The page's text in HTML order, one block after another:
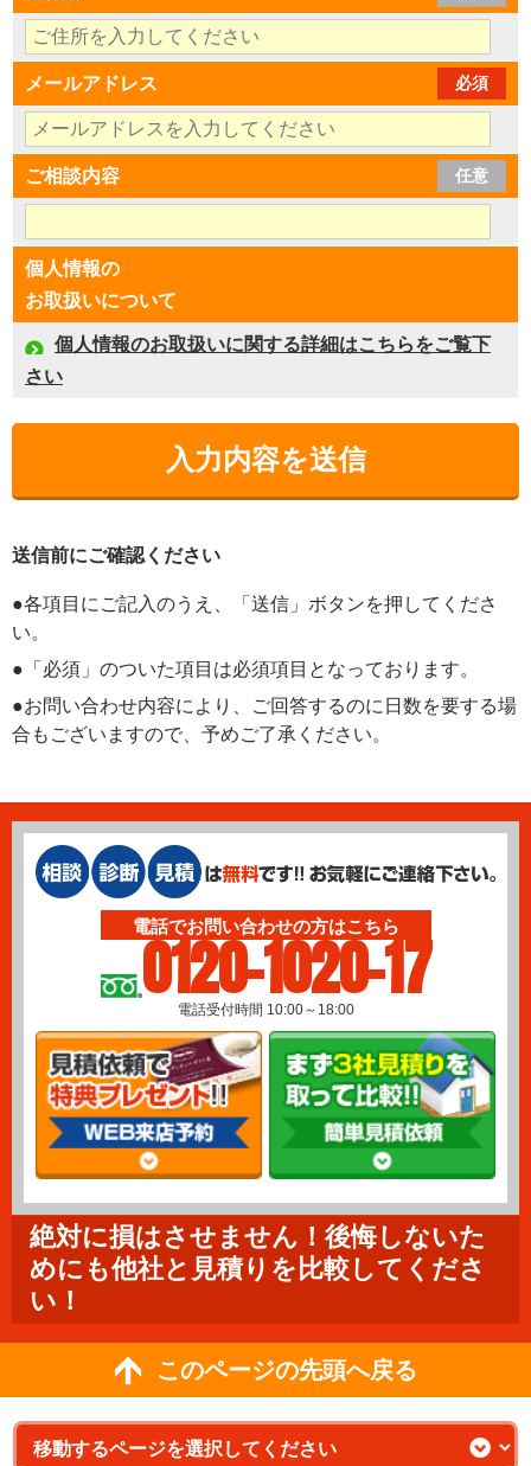
メールアドレス 必須
ご相談内容 任意
個人情報の
お取扱いについて
個人情報のお取扱いに関する詳細はこちらをご覧下
さい
送信前にご確認ください
●各項目にご記入のうえ、「送信」ボタンを押してくださ
い。
●「必須」のついた項目は必須項目となっております。
●お問い合わせ内容により、ご回答するのに日数を要する場
合もございますので、予めご了承ください。
電話でお問い合わせの方はこちら
0120-1020-17
電話受付時間 10:00～18:00
絶対に損はさせません！後悔しないた
めにも他社と見積りを比較してくださ
い！
このページの先頭へ戻る